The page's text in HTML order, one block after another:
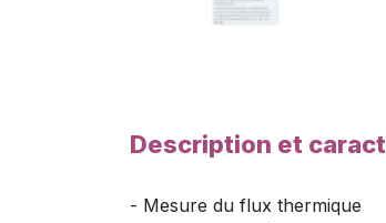
Description et
- Mesure du flux thermique